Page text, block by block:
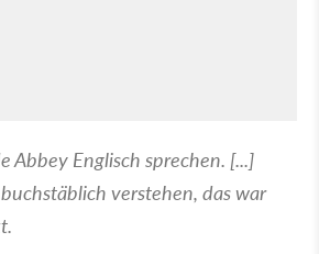
Abbey Englisch sprechen. [...]
verstehen, das war